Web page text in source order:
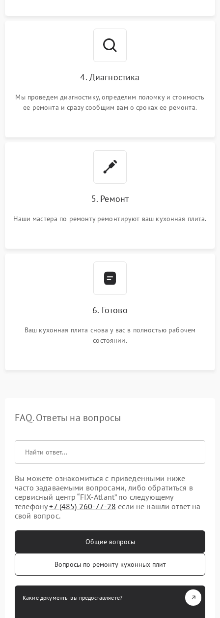
4. Диагностика
Мы проведем диагностику, определим поломку и стоимость
ее ремонта и сразу сообщим вам о сроках ее ремонта.
5. Ремонт
Наши мастера по ремонту ремонтируют ваш кухонная плита.
6. Готово
Ваш кухонная плита снова у вас в полностью рабочем
состоянии.
FAQ. Ответы на вопросы
Вы можете ознакомиться с приведенными ниже
часто задаваемыми вопросами, либо обратиться в
сервисный центр “FIX-Atlant” по следующему
телефону+7 (485) 260-77-28 если не нашли ответ на
свой вопрос.
Общие вопросы
Вопросы по ремонту кухонных плит
Какие документы вы предоставляете?